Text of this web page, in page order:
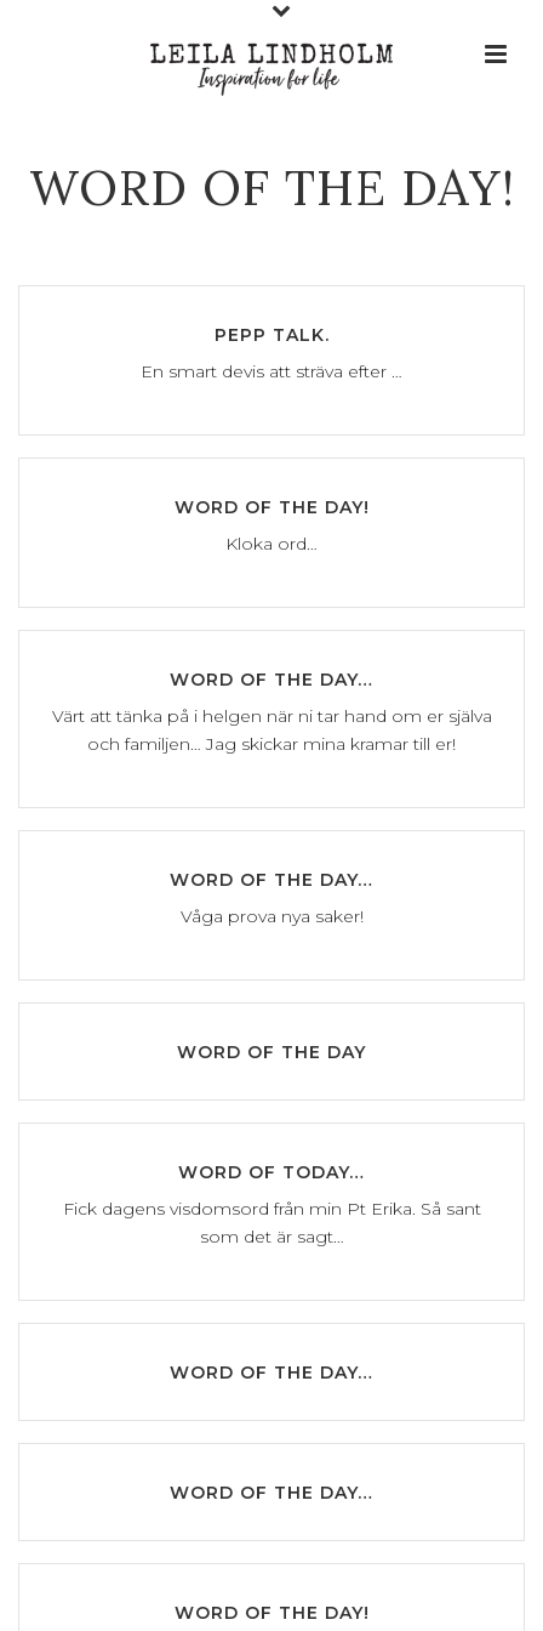
WORD OF THE DAY!
PEPP TALK.
En smart devis att sträva efter …
WORD OF THE DAY!
Kloka ord…
WORD OF THE DAY…
Värt att tänka på i helgen när ni tar hand om er själva
och familjen… Jag skickar mina kramar till er!
WORD OF THE DAY…
Våga prova nya saker!
WORD OF THE DAY
WORD OF TODAY…
Fick dagens visdomsord från min Pt Erika. Så sant
som det är sagt…
WORD OF THE DAY…
WORD OF THE DAY…
WORD OF THE DAY!